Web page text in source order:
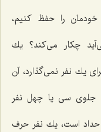
را حفظ كنیم،
چكار می‌كند؟ یك
یك نفر نمی‌گذارد، آن
جلوی سی یا چهل نفر
حداد است، یك نفر حرف